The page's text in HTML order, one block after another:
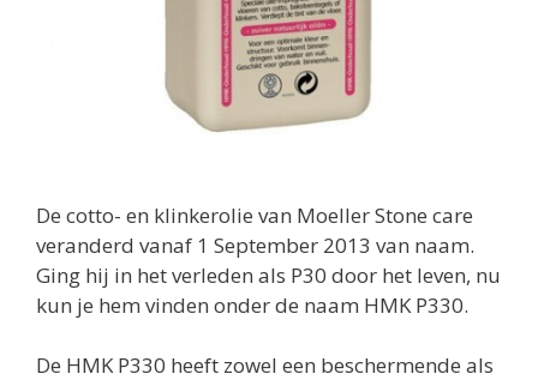
De cotto- en klinkerolie van Moeller Stone care
veranderd vanaf 1 September 2013 van naam.
Ging hij in het verleden als P30 door het leven, nu
kun je hem vinden onder de naam HMK P330.
De HMK P330 heeft zowel een beschermende als